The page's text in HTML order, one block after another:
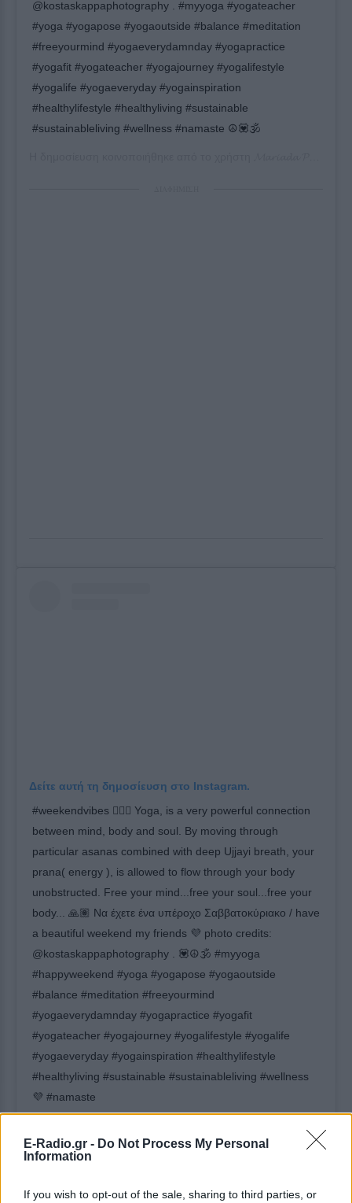
E-Radio.gr - Do Not Process My Personal
Information
If you wish to opt-out of the sale, sharing to third parties, or
@kostaskappaphotography . #myyoga #yogateacher
#yoga #yogapose #yogaoutside #balance #meditation
#freeyourmind #yogaeverydamnday #yogapractice
#yogafit #yogateacher #yogajourney #yogalifestyle
#yogalife #yogaeveryday #yogainspiration
#healthylifestyle #healthyliving #sustainable
#sustainableliving #wellness #namaste ☮️💟🕉
Δείτε αυτή τη δημοσίευση στο Instagram.
#weekendvibes 🧘🏻‍♀️ Yoga, is a very powerful connection
between mind, body and soul. By moving through
particular asanas combined with deep Ujjayi breath, your
prana( energy ), is allowed to flow through your body
unobstructed. Free your mind...free your soul...free your
body... 🙏🏽 Να έχετε ένα υπέροχο Σαββατοκύριακο / have
a beautiful weekend my friends 💜 photo credits:
@kostaskappaphotography . 💟☮️🕉 #myyoga
#happyweekend #yoga #yogapose #yogaoutside
#balance #meditation #freeyourmind
#yogaeverydamnday #yogapractice #yogafit
#yogateacher #yogajourney #yogalifestyle #yogalife
#yogaeveryday #yogainspiration #healthylifestyle
#healthyliving #sustainable #sustainableliving #wellness
💜 #namaste
[ΠΗΓΗ]